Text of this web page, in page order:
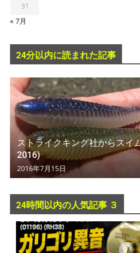
31
« 7月
24分以内に読まれた記事
ストライクキング社からスイ
2016)
2016年7月15日
24時間以内の人気記事 ３